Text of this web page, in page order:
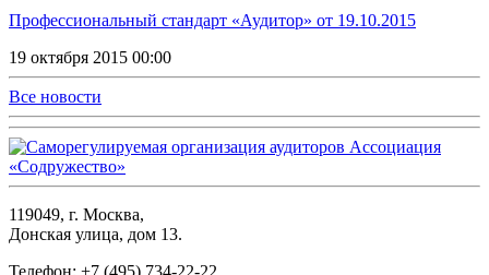
Профессиональный стандарт «Аудитор» от 19.10.2015
19 октября 2015 00:00
Все новости
119049, г. Москва,
Донская улица, дом 13.